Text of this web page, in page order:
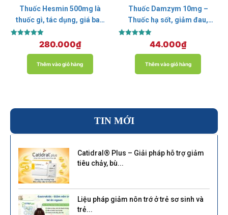
Thuốc Hesmin 500mg là
thuốc gì, tác dụng, giá bao
Được xếp
5.00
280.000₫
Thêm vào giỏ hàng
Thuốc Damzym 10mg –
Thuốc hạ sốt, giảm đau,
chống viêm
5.00
44.000₫
Thêm vào giỏ hàng
TIN MỚI
Catidral® Plus – Giải pháp hỗ trợ giảm
tiêu chảy, bù...
Liệu pháp giảm nôn trớ ở trẻ sơ sinh và
trẻ...